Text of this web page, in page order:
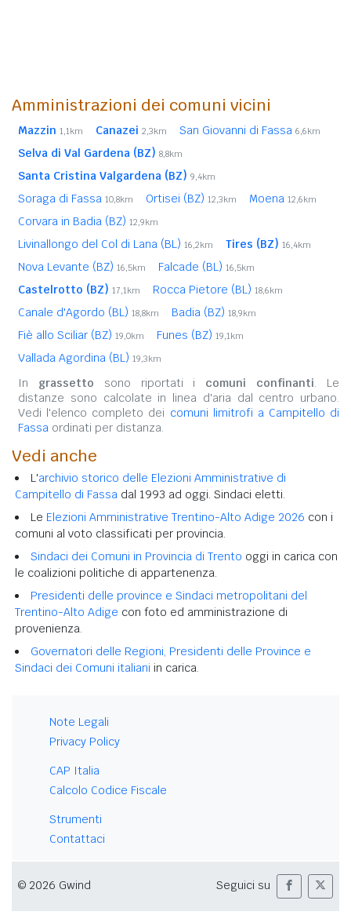
Amministrazioni dei comuni vicini
Mazzin 1,1km Canazei 2,3km San Giovanni di Fassa 6,6km
Selva di Val Gardena (BZ) 8,8km
Santa Cristina Valgardena (BZ) 9,4km
Soraga di Fassa 10,8km Ortisei (BZ) 12,3km Moena 12,6km
Corvara in Badia (BZ) 12,9km
Livinallongo del Col di Lana (BL) 16,2km Tires (BZ) 16,4km
Nova Levante (BZ) 16,5km Falcade (BL) 16,5km
Castelrotto (BZ) 17,1km Rocca Pietore (BL) 18,6km
Canale d'Agordo (BL) 18,8km Badia (BZ) 18,9km
Fiè allo Sciliar (BZ) 19,0km Funes (BZ) 19,1km
Vallada Agordina (BL) 19,3km
In grassetto sono riportati i comuni confinanti. Le
distanze sono calcolate in linea d'aria dal centro urbano.
Vedi l'elenco completo dei comuni limitrofi a Campitello di
Fassa ordinati per distanza.
Vedi anche
L'archivio storico delle Elezioni Amministrative di
Campitello di Fassa dal 1993 ad oggi. Sindaci eletti.
Le Elezioni Amministrative Trentino-Alto Adige 2026 con i
comuni al voto classificati per provincia.
Sindaci dei Comuni in Provincia di Trento oggi in carica con
le coalizioni politiche di appartenenza.
Presidenti delle province e Sindaci metropolitani del
Trentino-Alto Adige con foto ed amministrazione di
provenienza.
Governatori delle Regioni, Presidenti delle Province e
Sindaci dei Comuni italiani in carica.
Note Legali
Privacy Policy
CAP Italia
Calcolo Codice Fiscale
Strumenti
Contattaci
© 2026 Gwind Seguici su